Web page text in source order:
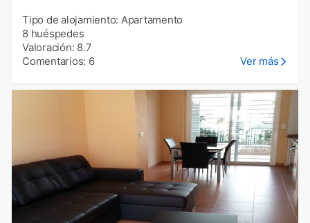
Tipo de alojamiento: Apartamento
8 huéspedes
Valoración: 8.7
Comentarios: 6
Ver más